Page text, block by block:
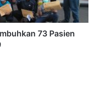
73 Pasien